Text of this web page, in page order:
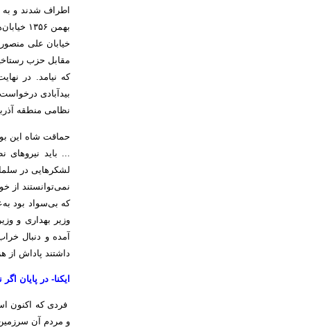
بهمن
خیابان علی
مقابل حزب
که نیامد. در
بیدآبادی
نظامی منطقه
حماقت‌ شاه این
... باید
لشکرهایی در
که بی‌سواد بود
وزیر بهداری و
آمده و دنبال
داشتند پاداش از
ایکنا- در پایان
فردی که اکنون
و مردم آن